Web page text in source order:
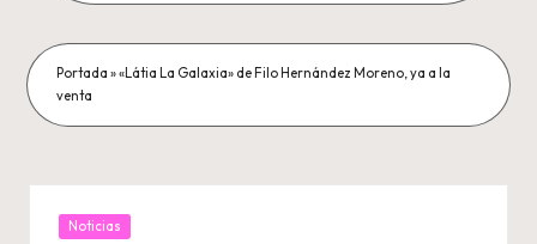
Portada »«Látia La Galaxia» de Filo Hernández Moreno, ya a la
venta
Publicada
Noticias